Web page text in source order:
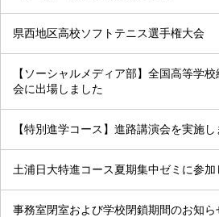
県西地区高校ソフトテニス選手権大会
【ソーシャルメディア部】全国高等学
会に出場しました
【特別進学コース】進路講演会を実施し
土浦日大特進コース夏期集中ゼミに参加
事務室閉室および学校閉鎖期間のお知ら